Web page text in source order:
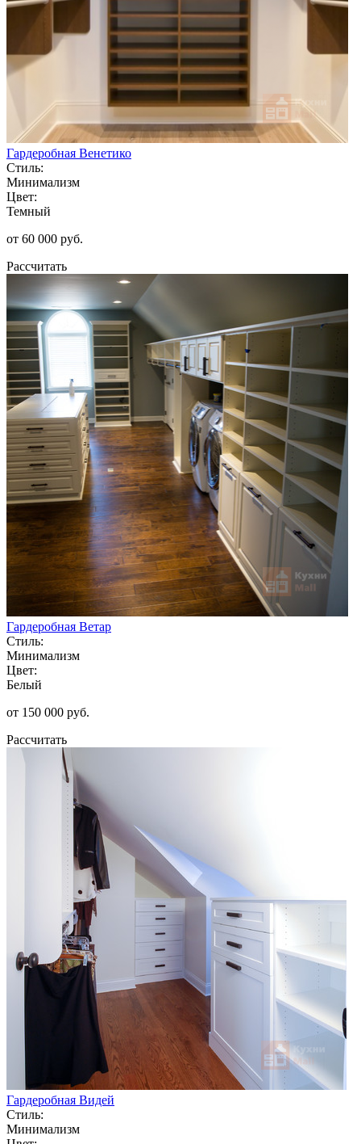
Гардеробная Венетико
Стиль:
Минимализм
Цвет:
Темный
от 60 000 руб.
Рассчитать
Гардеробная Ветар
Стиль:
Минимализм
Цвет:
Белый
от 150 000 руб.
Рассчитать
Гардеробная Видей
Стиль:
Минимализм